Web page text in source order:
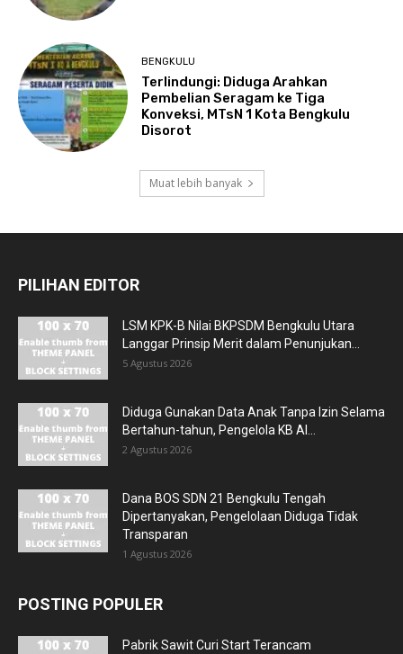
BENGKULU
Terlindungi: Diduga Arahkan
Pembelian Seragam ke Tiga
Konveksi, MTsN 1 Kota Bengkulu
Disorot
Muat lebih banyak
PILIHAN EDITOR
LSM KPK-B Nilai BKPSDM Bengkulu Utara
Langgar Prinsip Merit dalam Penunjukan...
5 Agustus 2026
Diduga Gunakan Data Anak Tanpa Izin Selama
Bertahun-tahun, Pengelola KB Al...
2 Agustus 2026
Dana BOS SDN 21 Bengkulu Tengah
Dipertanyakan, Pengelolaan Diduga Tidak
Transparan
1 Agustus 2026
POSTING POPULER
Pabrik Sawit Curi Start Terancam